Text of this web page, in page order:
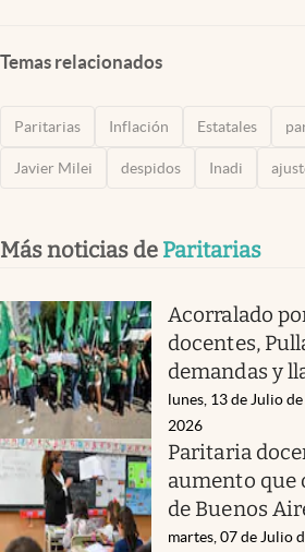
Temas relacionados
Paritarias Inflación Estatales
Javier Milei despidos Inadi
Más noticias de Paritarias
Acorralado
docentes,
demandas y
lunes, 13 de Julio de
2026
Paritaria
aumento que
de Buenos
martes, 07 de Julio